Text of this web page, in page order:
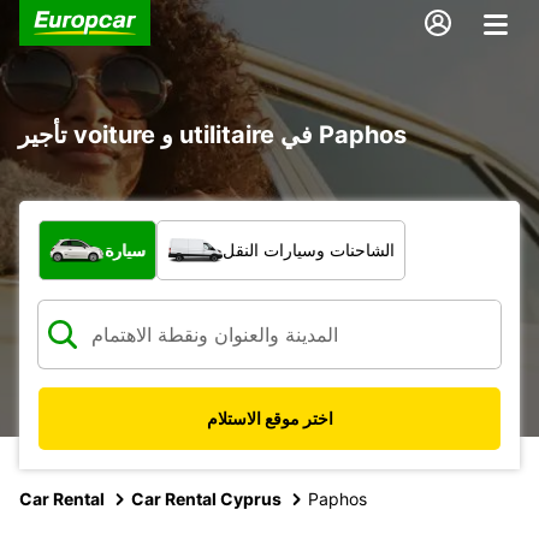
تأجير voiture و utilitaire في Paphos
ما نوع المركبة؟
سيارة الشاحنات وسيارات النقل
اختر موقع الاستلام
Car Rental Car Rental Cyprus Paphos